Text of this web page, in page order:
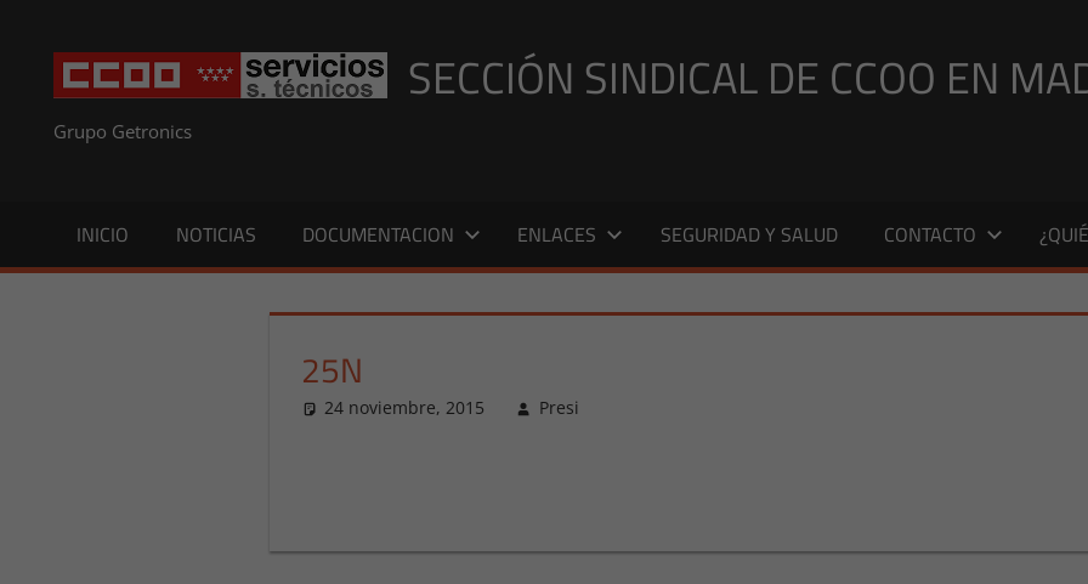
contenido
SECCIÓN SINDICAL DE CCOO EN
Grupo Getronics
INICIO NOTICIAS DOCUMENTACION ENLACES SEGURIDAD Y SALUD CONTACTO
25N
24 noviembre, 2015 Presi